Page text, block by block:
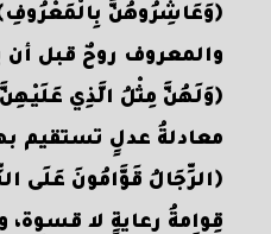
﴿وَعَاشِرُوهُنَّ
والمعروف روحٌ قبل أن
﴿وَلَهُنَّ مِثْلُ الَّذِي
معادلةُ عدلٍ تستقيم
﴿الرِّجَالُ قَوَّامُونَ عَلَى
قِوامةُ رعايةٍ لا قسوة،